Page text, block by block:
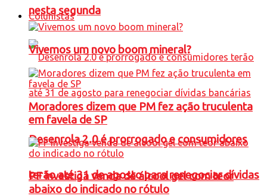
nesta segunda
Desenrola 2.0 é prorrogado e consumidores
terão até 31 de agosto para renegociar dívidas
Colunistas
Vivemos um novo boom mineral?
Moradores dizem que PM fez ação truculenta
em favela de SP
PF investiga venda de álcool gel com teor
abaixo do indicado no rótulo